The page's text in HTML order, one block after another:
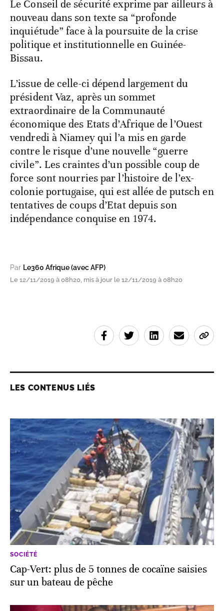
Le Conseil de sécurité exprime par ailleurs à
nouveau dans son texte sa “profonde
inquiétude” face à la poursuite de la crise
politique et institutionnelle en Guinée-
Bissau.
L’issue de celle-ci dépend largement du
président Vaz, après un sommet
extraordinaire de la Communauté
économique des Etats d’Afrique de l’Ouest
vendredi à Niamey qui l’a mis en garde
contre le risque d’une nouvelle “guerre
civile”. Les craintes d’un possible coup de
force sont nourries par l’histoire de l’ex-
colonie portugaise, qui est allée de putsch en
tentatives de coups d’Etat depuis son
indépendance conquise en 1974.
Par Le360 Afrique (avec AFP)
Le 12/11/2019 à 08h20, mis à jour le 12/11/2019 à 08h20
LES CONTENUS LIÉS
SOCIÉTÉ
Cap-Vert: plus de 5 tonnes de cocaïne saisies
sur un bateau de pêche